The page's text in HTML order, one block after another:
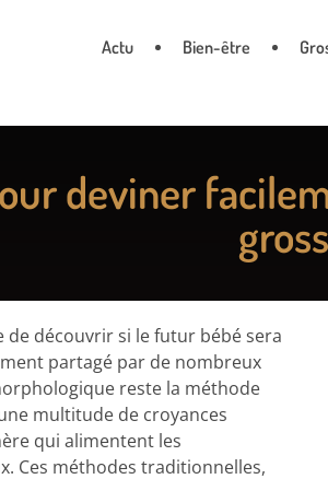
Actu Bien-être
deviner
de découvrir si le futur bébé sera
partagé par de nombreux
reste la méthode
multitude de croyances
qui alimentent les
Ces méthodes traditionnelles,